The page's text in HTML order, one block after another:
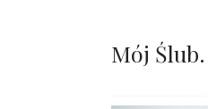
Mój